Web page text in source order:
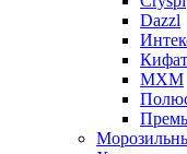
Dazzl
МХМ